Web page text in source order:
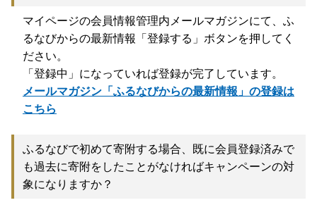
マイページの会員情報管理内メールマガジンにて、ふ
るなびからの最新情報「登録する」ボタンを押してく
ださい。
「登録中」になっていれば登録が完了しています。
メールマガジン「ふるなびからの最新情報」の登録は
こちら
ふるなびで初めて寄附する場合、既に会員登録済みで
も過去に寄附をしたことがなければキャンペーンの対
象になりますか？